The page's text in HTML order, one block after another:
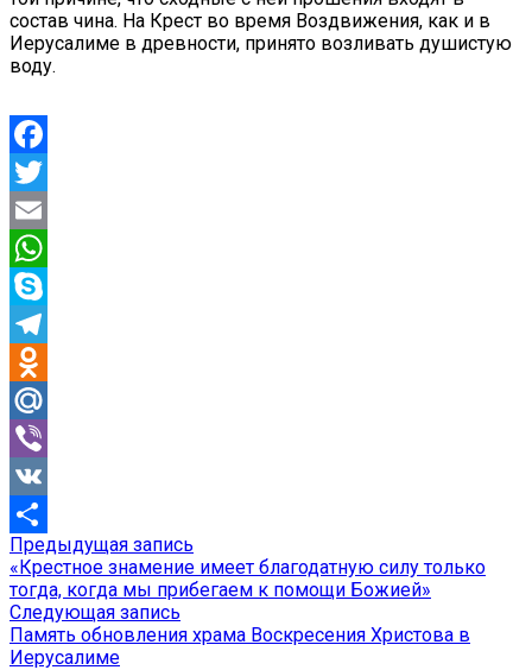
состав чина. На Крест во время Воздвижения, как и в
Иерусалиме в древности, принято возливать душистую
воду.
Facebook
Twitter
Email
WhatsApp
Skype
Telegram
Odnoklassniki
Mail.Ru
Viber
VK
Отправить
Навигация
по
записям
Предыдущая запись
запись:
«Крестное знамение имеет благодатную силу только
тогда, когда мы прибегаем к помощи Божией»
Следующая запись
запись:
Память обновления храма Воскресения Христова в
Иерусалиме